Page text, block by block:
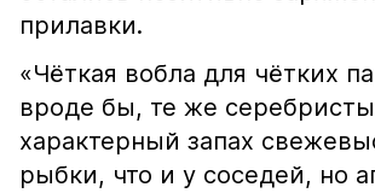
прилавки.
«Чёткая вобла для чётких
вроде бы, те же
характерный запах
рыбки, что и у соседей, но